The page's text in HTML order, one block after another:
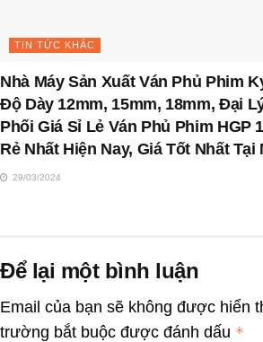
TIN TỨC KHÁC
Nhà Máy Sản Xuất Ván Phủ Phim
Độ Dày 12mm, 15mm, 18mm, Đại
Phối Giá Sỉ Lẻ Ván Phủ Phim HGP
Rẻ Nhất Hiện Nay, Giá Tốt Nhất
29/03/2024
Để lại một bình luận
Email của bạn sẽ không được hiển
trường bắt buộc được đánh dấu *